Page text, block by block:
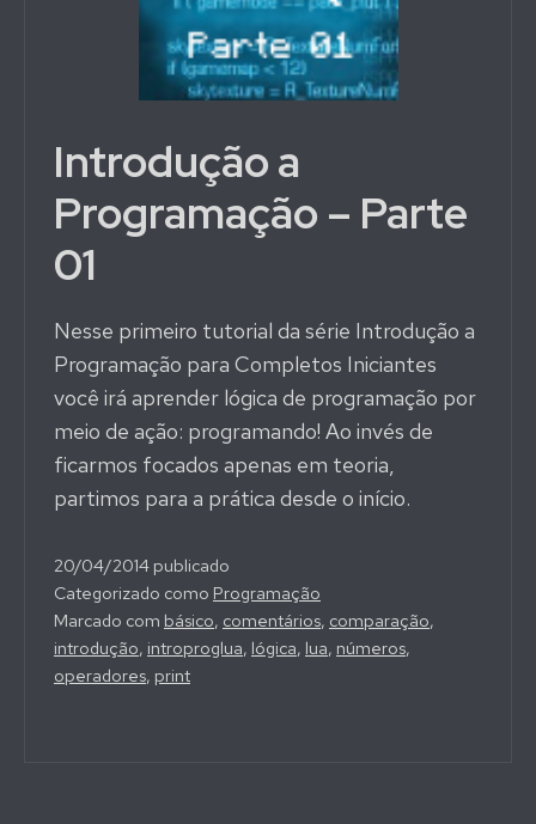
Introdução a
Programação – Parte
01
Nesse primeiro tutorial da série Introdução a
Programação para Completos Iniciantes
você irá aprender lógica de programação por
meio de ação: programando! Ao invés de
ficarmos focados apenas em teoria,
partimos para a prática desde o início.
20/04/2014 publicado
Categorizado como Programação
Marcado com básico, comentários, comparação,
introdução, introproglua, lógica, lua, números,
operadores, print